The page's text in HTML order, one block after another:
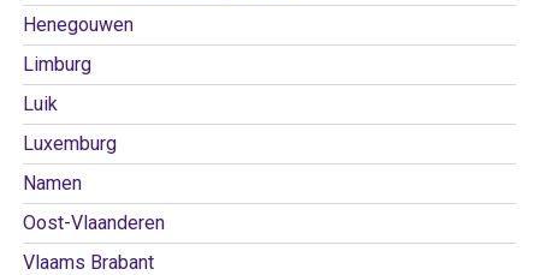
Henegouwen
Limburg
Luik
Luxemburg
Namen
Oost-Vlaanderen
Vlaams Brabant